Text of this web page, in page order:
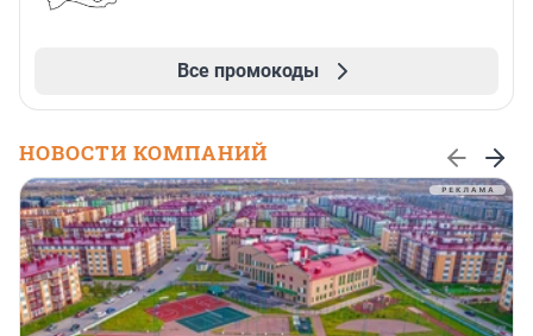
Все промокоды
НОВОСТИ КОМПАНИЙ